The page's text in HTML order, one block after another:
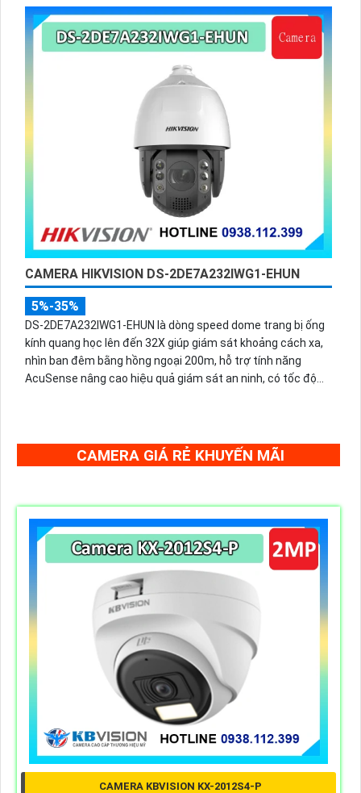
CAMERA HIKVISION DS-2DE7A232IWG1-EHUN
5%-35%
DS-2DE7A232IWG1-EHUN là dòng speed dome trang bị ống
kính quang học lên đến 32X giúp giám sát khoảng cách xa,
nhìn ban đêm bằng hồng ngoại 200m, hỗ trợ tính năng
AcuSense nâng cao hiệu quả giám sát an ninh, có tốc độ
CAMERA GIÁ RẺ KHUYẾN MÃI
CAMERA KBVISION KX-2012S4-P